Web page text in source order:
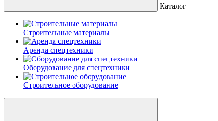
Каталог
Строительные материалы
Аренда спецтехники
Оборудование для спецтехники
Строительное оборудование